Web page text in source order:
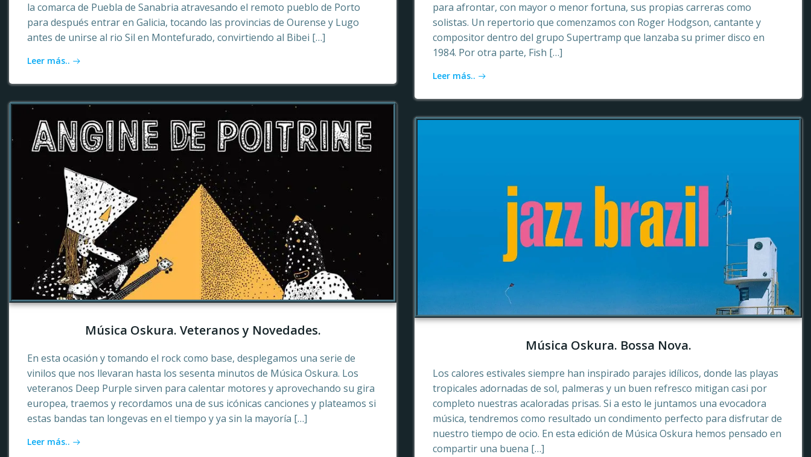
la comarca de Puebla de Sanabria atravesando el remoto pueblo de Porto
para después entrar en Galicia, tocando las provincias de Ourense y Lugo
antes de unirse al rio Sil en Montefurado, convirtiendo al Bibei […]
Leer más..
para afrontar, con mayor o menor fortuna, sus propias carreras como
solistas. Un repertorio que comenzamos con Roger Hodgson, cantante y
compositor dentro del grupo Supertramp que lanzaba su primer disco en
1984. Por otra parte, Fish […]
Leer más..
Música Oskura. Veteranos y Novedades.
En esta ocasión y tomando el rock como base, desplegamos una serie de
vinilos que nos llevaran hasta los sesenta minutos de Música Oskura. Los
veteranos Deep Purple sirven para calentar motores y aprovechando su gira
europea, traemos y recordamos una de sus icónicas canciones y plateamos si
estas bandas tan longevas en el tiempo y ya sin la mayoría […]
Leer más..
Música Oskura. Bossa Nova.
Los calores estivales siempre han inspirado parajes idílicos, donde las playas
tropicales adornadas de sol, palmeras y un buen refresco mitigan casi por
completo nuestras acaloradas prisas. Si a esto le juntamos una evocadora
música, tendremos como resultado un condimento perfecto para disfrutar de
nuestro tiempo de ocio. En esta edición de Música Oskura hemos pensado en
compartir una buena […]